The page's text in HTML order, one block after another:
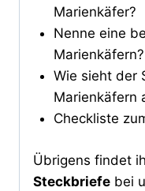
Marienkäfer?
Nenne eine
Marienkäfern?
Wie sieht der
Marienkäfern
Checkliste
Übrigens findet
Steckbriefe bei